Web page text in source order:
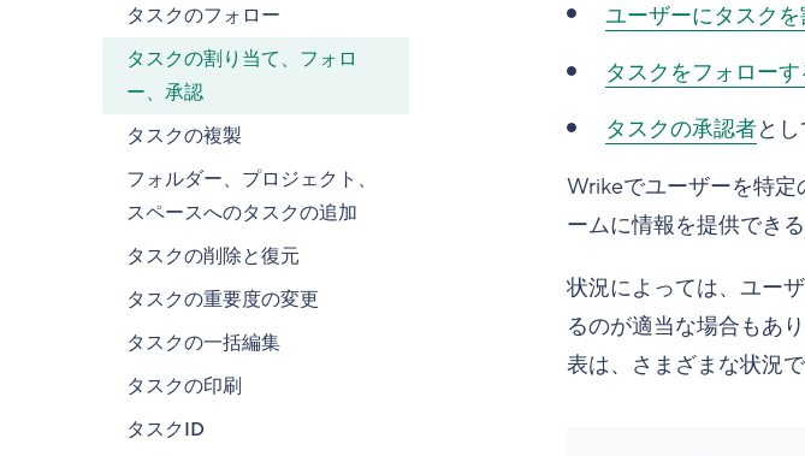
タスクのフォロー
タスクの割り当て、フォロ
ー、承認
タスクの複製
フォルダー、プロジェクト、
スペースへのタスクの追加
タスクの削除と復元
タスクの重要度の変更
タスクの一括編集
タスクの印刷
タスクID
ユーザーにタスク
タスクをフォローす
タスクの承認者と
Wrikeでユーザーを特
ームに情報を提供でき
状況によっては、ユー
るのが適当な場合もあ
表は、さまざまな状況